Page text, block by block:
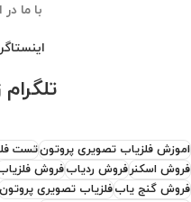
با ما
اموزش فلزیاب تصویری پروتونتست
فروش اسکنرفروش ردیابفروش
فروش گنج یابفلزیاب تصویری پروتون